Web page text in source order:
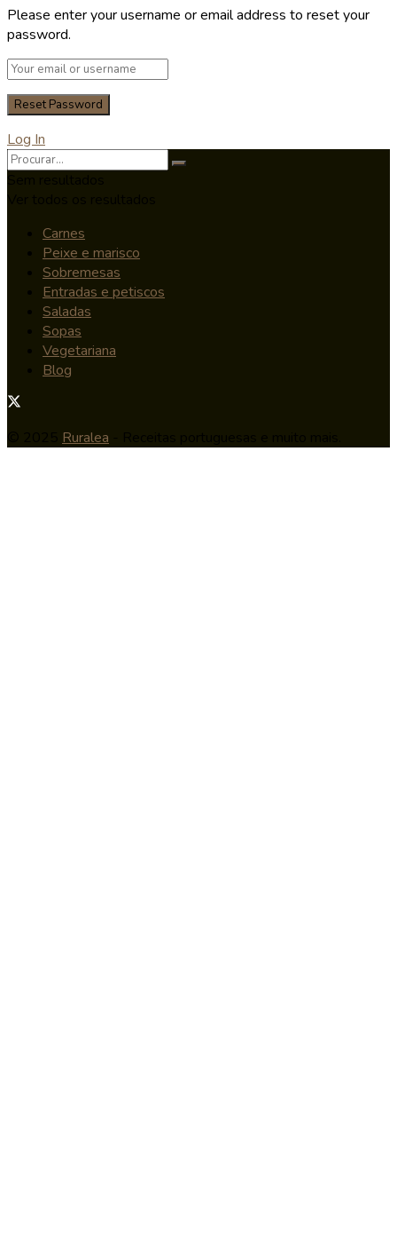
Please enter your username or email address to reset your
password.
Log In
Carnes
Peixe e marisco
Sobremesas
Entradas e petiscos
Saladas
Sopas
Vegetariana
Blog
Ruralea